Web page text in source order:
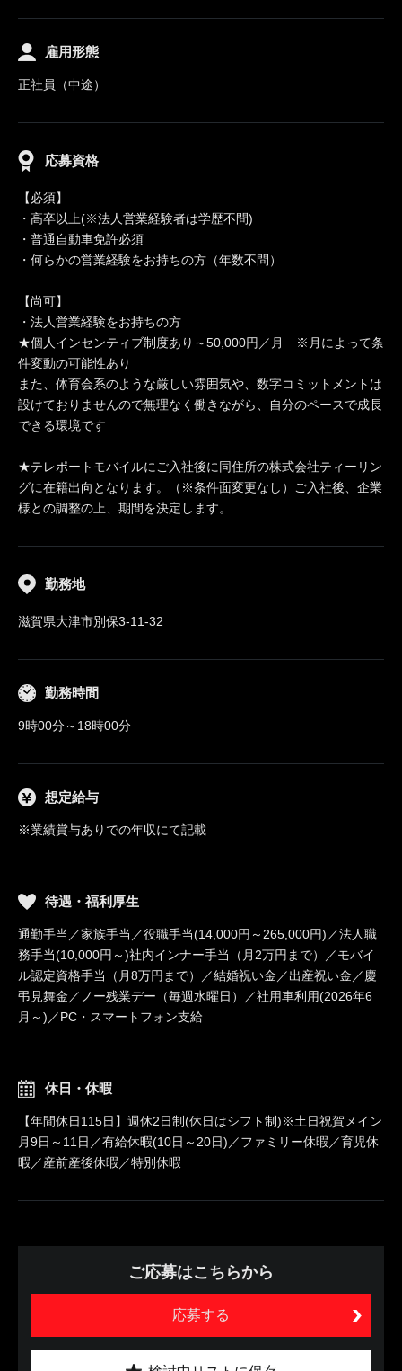
雇用形態
正社員（中途）
応募資格
【必須】
・高卒以上(※法人営業経験者は学歴不問)
・普通自動車免許必須
・何らかの営業経験をお持ちの方（年数不問）
【尚可】
・法人営業経験をお持ちの方
★個人インセンティブ制度あり～50,000円／月 ※月によって条
件変動の可能性あり
また、体育会系のような厳しい雰囲気や、数字コミットメントは
設けておりませんので無理なく働きながら、自分のペースで成長
できる環境です
★テレポートモバイルにご入社後に同住所の株式会社ティーリン
グに在籍出向となります。（※条件面変更なし）ご入社後、企業
様との調整の上、期間を決定します。
勤務地
滋賀県大津市別保3-11-32
勤務時間
9時00分～18時00分
想定給与
※業績賞与ありでの年収にて記載
待遇・福利厚生
通勤手当／家族手当／役職手当(14,000円～265,000円)／法人職
務手当(10,000円～)社内インナー手当（月2万円まで）／モバイ
ル認定資格手当（月8万円まで）／結婚祝い金／出産祝い金／慶
弔見舞金／ノー残業デー（毎週水曜日）／社用車利用(2026年6
月～)／PC・スマートフォン支給
休日・休暇
【年間休日115日】週休2日制(休日はシフト制)※土日祝賀メイン
月9日～11日／有給休暇(10日～20日)／ファミリー休暇／育児休
暇／産前産後休暇／特別休暇
ご応募はこちらから
応募する